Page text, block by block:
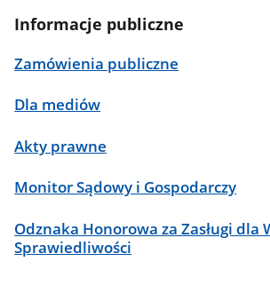
Informacje publiczne
Zamówienia publiczne
Dla mediów
Akty prawne
Monitor Sądowy i Gospodarczy
Odznaka Honorowa za Zasługi dla
Sprawiedliwości